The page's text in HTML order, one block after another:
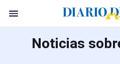
Noticias